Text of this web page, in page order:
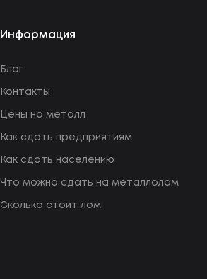
Информация
Блог
Контакты
Цены на металл
Как сдать предприятиям
Как сдать населению
Что можно сдать на металлолом
Сколько стоит лом